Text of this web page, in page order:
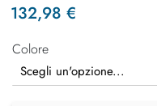
132,98 €
Colore